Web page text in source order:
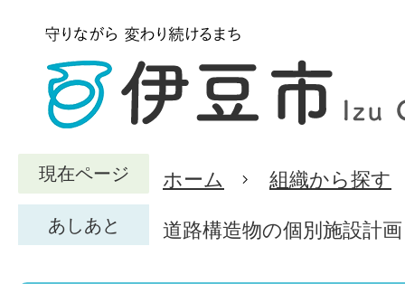
現在ページ ホーム 組織から探す
あしあと 道路構造物の個別施設計画